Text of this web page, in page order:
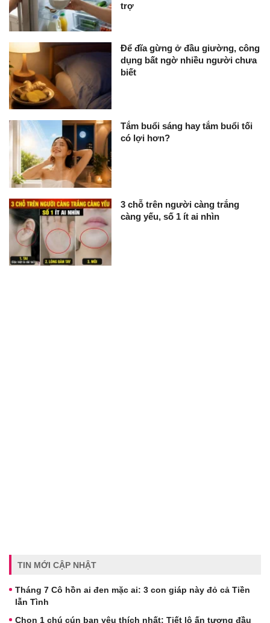
trợ
Để đĩa gừng ở đầu giường, công
dụng bất ngờ nhiều người chưa
biết
Tắm buổi sáng hay tắm buổi tối
có lợi hơn?
3 chỗ trên người càng trắng
càng yếu, số 1 ít ai nhìn
TIN MỚI CẬP NHẬT
Tháng 7 Cô hồn ai đen mặc ai: 3 con giáp này đỏ cả Tiền
lẫn Tình
Chọn 1 chú cún bạn yêu thích nhất: Tiết lộ ấn tượng đầu